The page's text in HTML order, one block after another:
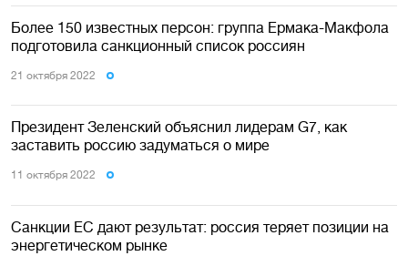
Более 150 известных персон: группа Ермака-Макфола
подготовила санкционный список россиян
21 октября 2022
Президент Зеленский объяснил лидерам G7, как
заставить россию задуматься о мире
11 октября 2022
Санкции ЕС дают результат: россия теряет позиции на
энергетическом рынке